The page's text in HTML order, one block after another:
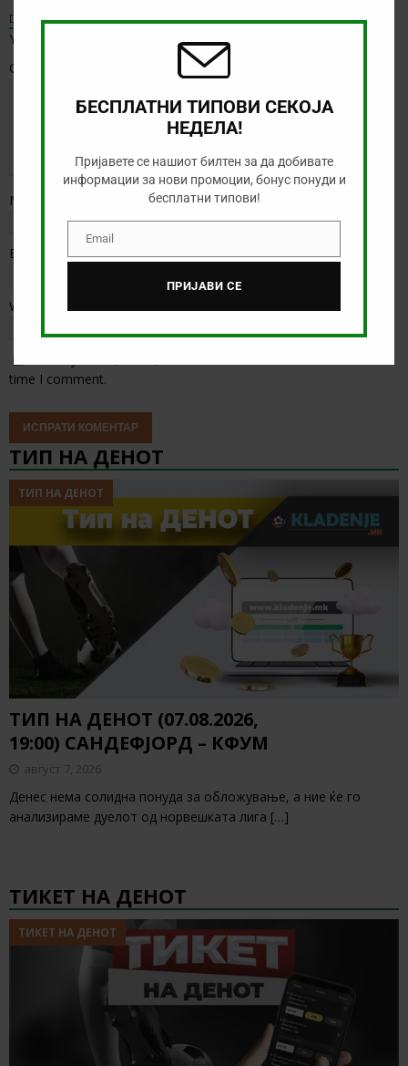
Default Comments (0) Facebook Comments
Your email address will not be published.
Comment
Name
Email
Website
time I comment.
ТИП НА ДЕНОТ
ТИП НА ДЕНОТ
ТИП НА ДЕНОТ (07.08.2026,
19:00) САНДЕФЈОРД – КФУМ
август 7, 2026
Денес нема солидна понуда за обложување, а ние ќе го
анализираме дуелот од норвешката лига […]
ТИКЕТ НА ДЕНОТ
ТИКЕТ НА ДЕНОТ
БЕСПЛАТНИ ТИПОВИ СЕКОЈА
НЕДЕЛА!
Пријавете се нашиот билтен за да добивате
информации за нови промоции, бонус понуди и
бесплатни типови!
EmailEmail
ПРИЈАВИ СЕ